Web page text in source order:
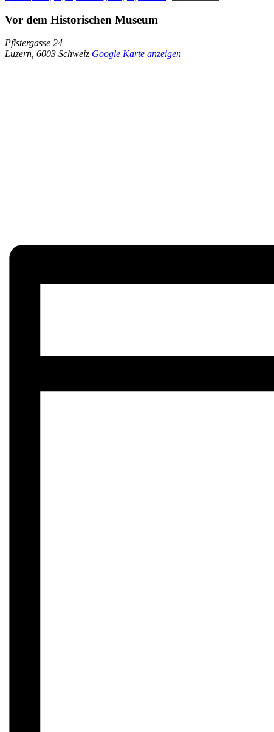
Vor dem Historischen Museum
Pfistergasse 24
Luzern 6003 Schweiz Google Karte anzeigen